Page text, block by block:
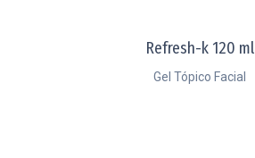
Refresh-k 120 ml
Gel Tópico Facial